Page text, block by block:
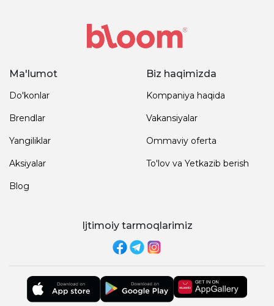
Ma'lumot
Do'konlar
Brendlar
Yangiliklar
Aksiyalar
Blog
Biz haqimizda
Kompaniya haqida
Vakansiyalar
Ommaviy oferta
To'lov va Yetkazib berish
Ijtimoiy tarmoqlarimiz